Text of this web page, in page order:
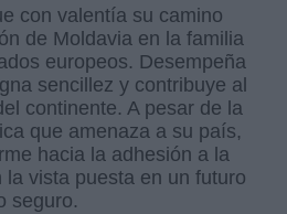
con valentía su camino
de Moldavia en la familia
europeos. Desempeña
sencillez y contribuye al
continente. A pesar de la
que amenaza a su país,
hacia la adhesión a la
la vista puesta en un futuro
seguro.